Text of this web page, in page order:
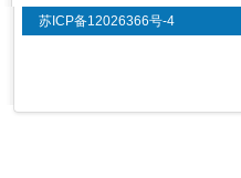
苏ICP备12026366号-4